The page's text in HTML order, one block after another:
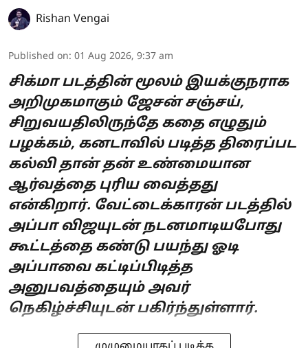
Rishan Vengai
Published on: 01 Aug 2026, 9:37 am
சிக்மா படத்தின் மூலம் இயக்குநராக
அறிமுகமாகும் ஜேசன் சஞ்சய்,
சிறுவயதிலிருந்தே கதை எழுதும்
பழக்கம், கனடாவில் படித்த திரைப்பட
கல்வி தான் தன் உண்மையான
ஆர்வத்தை புரிய வைத்தது
என்கிறார். வேட்டைக்காரன் படத்தில்
அப்பா விஜயுடன் நடனமாடியபோது
கூட்டத்தை கண்டு பயந்து ஓடி
அப்பாவை கட்டிப்பிடித்த
அனுபவத்தையும் அவர்
நெகிழ்ச்சியுடன் பகிர்ந்துள்ளார்.